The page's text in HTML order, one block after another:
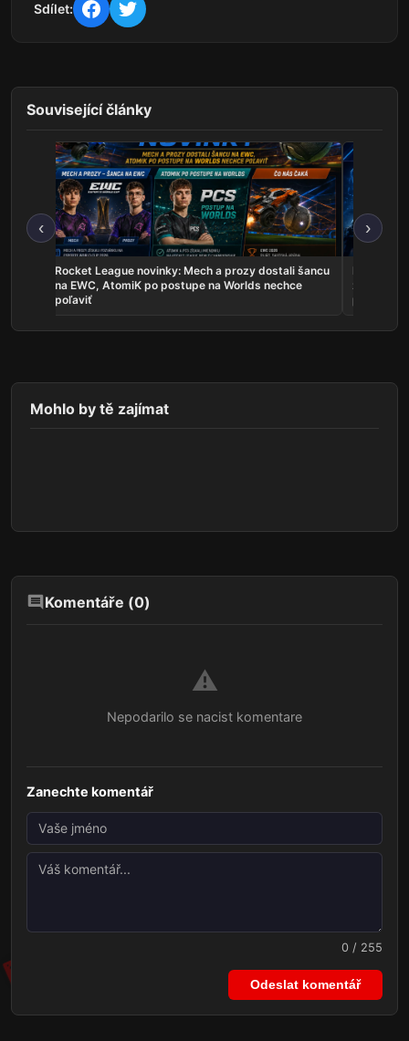
Sdílet:
Související články
‹
Rocket League novinky: Mech a prozy dostali šancu
na EWC, AtomiK po postupe na Worlds nechce
poľaviť
Najnovšie
zahrá o
predstavil
›
Mohlo by tě zajímat
Komentáře (0)
⚠️
Nepodarilo se nacist komentare
Zanechte komentář
0 / 255
Odeslat komentář